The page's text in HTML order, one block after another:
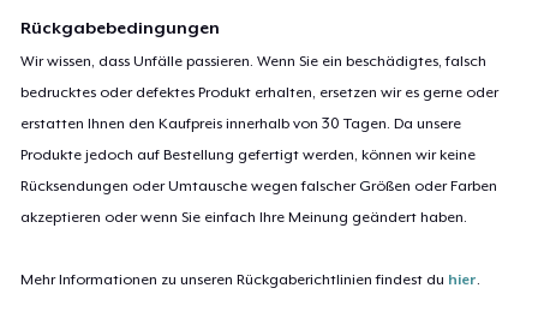
Rückgabebedingungen
Wir wissen, dass Unfälle passieren. Wenn Sie ein beschädigtes, falsch
bedrucktes oder defektes Produkt erhalten, ersetzen wir es gerne oder
erstatten Ihnen den Kaufpreis innerhalb von 30 Tagen. Da unsere
Produkte jedoch auf Bestellung gefertigt werden, können wir keine
Rücksendungen oder Umtausche wegen falscher Größen oder Farben
akzeptieren oder wenn Sie einfach Ihre Meinung geändert haben.
Mehr Informationen zu unseren Rückgaberichtlinien findest du hier